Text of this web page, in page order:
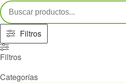
Buscar
Filtros
Filtros
Categorías